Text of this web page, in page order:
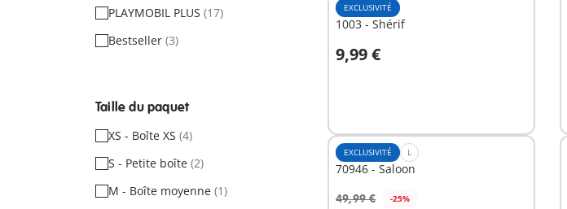
PLAYMOBIL PLUS (17)
Bestseller (3)
Taille du paquet
XS - Boîte XS (4)
S - Petite boîte (2)
M - Boîte moyenne (1)
EXCLUSIVITÉ
1003 - Shérif
9,99 €
Au panier
EXCLUSIVITÉ L
70946 - Saloon
49,99 € -25%